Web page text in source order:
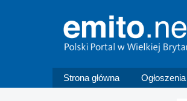
Strona główna Ogłoszenia